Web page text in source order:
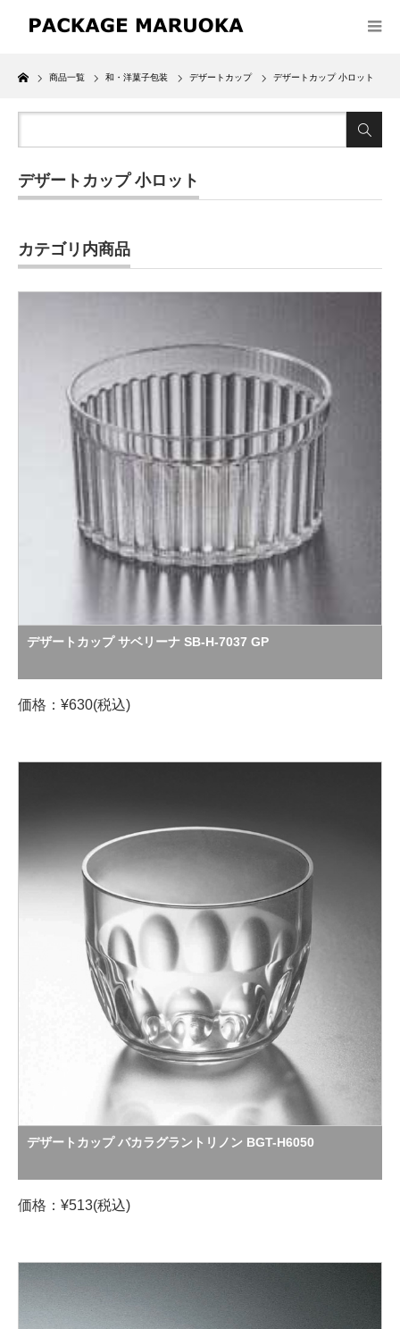
Home
商品一覧 和・洋菓子包装 デザートカップ デザートカップ 小ロット
デザートカップ 小ロット
カテゴリ内商品
デザートカップ サベリーナ SB-H-7037 GP
価格：¥630(税込)
デザートカップ バカラグラントリノン BGT-H6050
価格：¥513(税込)